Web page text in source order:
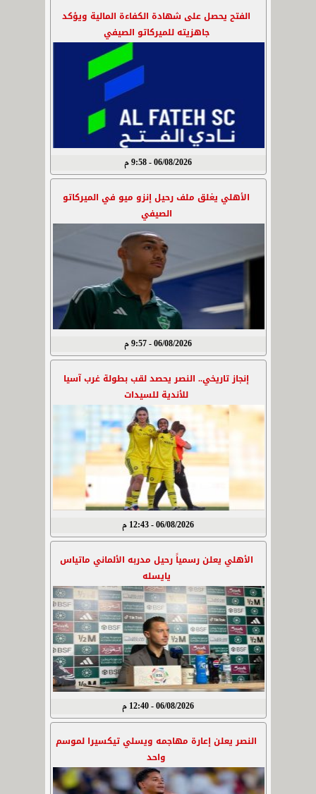
الفتح يحصل على شهادة الكفاءة المالية ويؤكد
جاهزيته للميركاتو الصيفي
06/08/2026 - 9:58 م
الأهلي يغلق ملف رحيل إنزو ميو في الميركاتو
الصيفي
06/08/2026 - 9:57 م
إنجاز تاريخي.. النصر يحصد لقب بطولة غرب آسيا
للأندية للسيدات
06/08/2026 - 12:43 م
الأهلي يعلن رسمياً رحيل مدربه الألماني ماتياس
يايسله
06/08/2026 - 12:40 م
النصر يعلن إعارة مهاجمه ويسلي تيكسيرا لموسم
واحد